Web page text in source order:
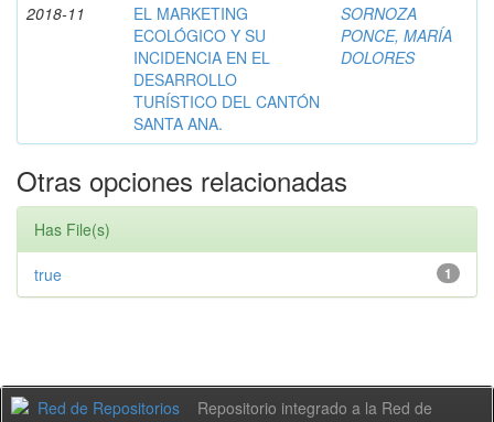
2018-11
EL MARKETING
ECOLÓGICO Y SU
INCIDENCIA EN EL
DESARROLLO
TURÍSTICO DEL CANTÓN
SANTA ANA.
SORNOZA
PONCE, MARÍA
DOLORES
Otras opciones relacionadas
Has File(s)
1
true
Repositorio integrado a la Red de